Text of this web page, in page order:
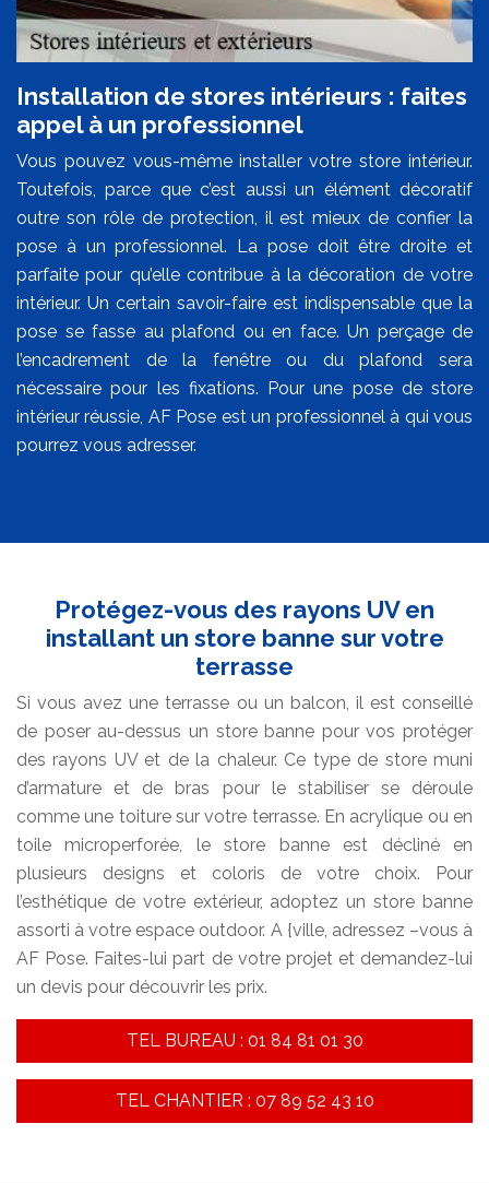
Installation de stores intérieurs : faites
appel à un professionnel
Vous pouvez vous-même installer votre store intérieur.
Toutefois, parce que c’est aussi un élément décoratif
outre son rôle de protection, il est mieux de confier la
pose à un professionnel. La pose doit être droite et
parfaite pour qu’elle contribue à la décoration de votre
intérieur. Un certain savoir-faire est indispensable que la
pose se fasse au plafond ou en face. Un perçage de
l’encadrement de la fenêtre ou du plafond sera
nécessaire pour les fixations. Pour une pose de store
intérieur réussie, AF Pose est un professionnel à qui vous
pourrez vous adresser.
Protégez-vous des rayons UV en
installant un store banne sur votre
terrasse
Si vous avez une terrasse ou un balcon, il est conseillé
de poser au-dessus un store banne pour vos protéger
des rayons UV et de la chaleur. Ce type de store muni
d’armature et de bras pour le stabiliser se déroule
comme une toiture sur votre terrasse. En acrylique ou en
toile microperforée, le store banne est décliné en
plusieurs designs et coloris de votre choix. Pour
l’esthétique de votre extérieur, adoptez un store banne
assorti à votre espace outdoor. A {ville, adressez –vous à
AF Pose. Faites-lui part de votre projet et demandez-lui
un devis pour découvrir les prix.
TEL BUREAU : 01 84 81 01 30
TEL CHANTIER : 07 89 52 43 10